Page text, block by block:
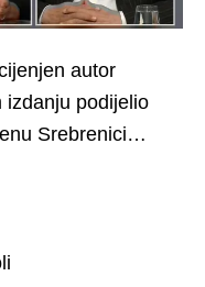
autor
izdanju podijelio
Srebrenici…